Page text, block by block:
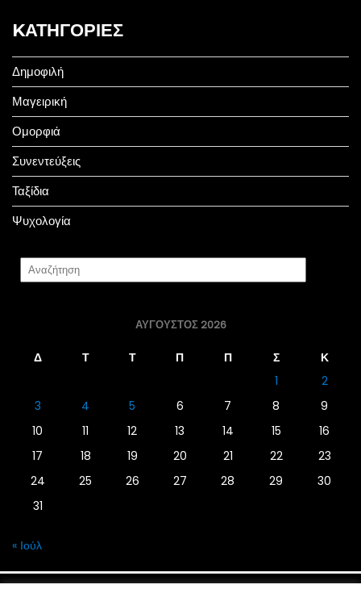
KΑΤΗΓΟΡΊΕΣ
Δημοφιλή
Μαγειρική
Ομορφιά
Συνεντεύξεις
Ταξίδια
Ψυχολογία
ΑΎΓΟΥΣΤΟΣ 2026
Δ Τ Τ Π Π Σ
Κ
1
2
3
4 5 6 7 8
9
10
11 12 13 14 15
16
17
18 19 20 21 22
23
24
25 26 27 28 29
30
31
« Ιούλ